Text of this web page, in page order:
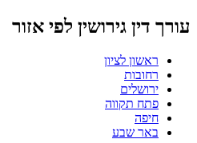
עורך דין גירושין לפי אזור
ראשון לציון
רחובות
ירושלים
פתח תקווה
חיפה
באר שבע